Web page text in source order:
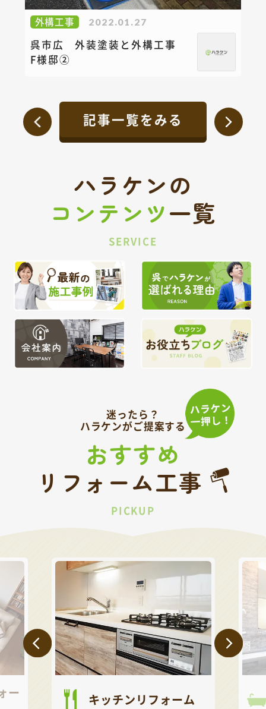
外構工事 2022.01.27
呉市広 外装塗装と外構工事
F様邸②
記事一覧をみる
ハラケンの
コンテンツ一覧
SERVICE
迷ったら？
ハラケンがご提案する
おすすめ
リフォーム工事
PICKUP
ー キッチンリフォーム